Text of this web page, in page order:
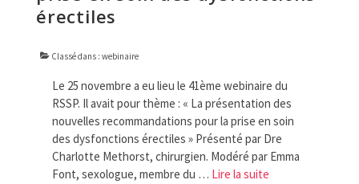
érectiles
Classé dans : webinaire
Le 25 novembre a eu lieu le 41ème webinaire du
RSSP. Il avait pour thème : « La présentation des
nouvelles recommandations pour la prise en soin
des dysfonctions érectiles » Présenté par Dre
Charlotte Methorst, chirurgien. Modéré par Emma
Font, sexologue, membre du … Lire la suite­­